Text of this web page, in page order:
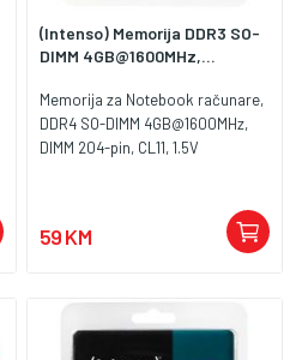
(Intenso) Memorija DDR3 SO-
DIMM 4GB@1600MHz,...
Memorija za Notebook računare,
DDR4 SO-DIMM 4GB@1600MHz,
DIMM 204-pin, CL11, 1.5V
59 KM